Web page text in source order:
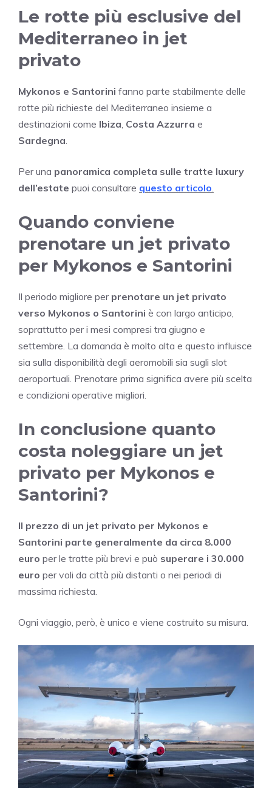
Le rotte più esclusive del
Mediterraneo in jet
privato
Mykonos e Santorini fanno parte stabilmente delle
rotte più richieste del Mediterraneo insieme a
destinazioni come Ibiza, Costa Azzurra e
Sardegna.
Per una panoramica completa sulle tratte luxury
dell’estate puoi consultare questo articolo.
Quando conviene
prenotare un jet privato
per Mykonos e Santorini
Il periodo migliore perprenotare un jet privato
verso Mykonos o Santorini è con largo anticipo,
soprattutto per i mesi compresi tra giugno e
settembre. La domanda è molto alta e questo influisce
sia sulla disponibilità degli aeromobili sia sugli slot
aeroportuali. Prenotare prima significa avere più scelta
e condizioni operative migliori.
In conclusione quanto
costa noleggiare un jet
privato per Mykonos e
Santorini?
Il prezzo di un jet privato per Mykonos e
Santorini parte generalmente da circa 8.000
euro per le tratte più brevi e può superare i 30.000
euro per voli da città più distanti o nei periodi di
massima richiesta.
Ogni viaggio, però, è unico e viene costruito su misura.